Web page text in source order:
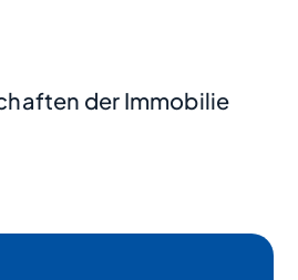
der Immobilie